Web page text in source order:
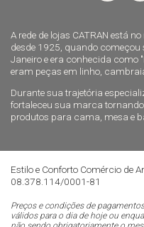
A rede de lojas CATRAN está
desde 1925, quando começou
Janeiro e era conhecida como
eram peças em linho,
Durante sua trajetória
fortaleceu sua marca
produtos para cama, mesa e
Estilo e Conforto Comércio de
08.378.114/0001-81
Preços e condições de
válidos para o dia de hoje ou